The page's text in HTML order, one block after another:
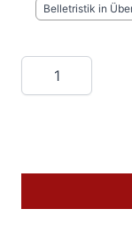
Belletristik in
Menge